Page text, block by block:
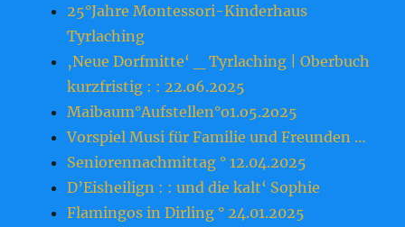
25°Jahre Montessori-Kinderhaus
Tyrlaching
‚Neue Dorfmitte‘ _ Tyrlaching | Oberbuch
kurzfristig : : 22.o6.2o25
Maibaum°Aufstellen°o1.o5.2o25
Vorspiel Musi für Familie und Freunden …
Seniorennachmittag ° 12.04.2025
D’Eisheilign : : und die kalt‘ Sophie
Flamingos in Dirling ° 24.01.2025